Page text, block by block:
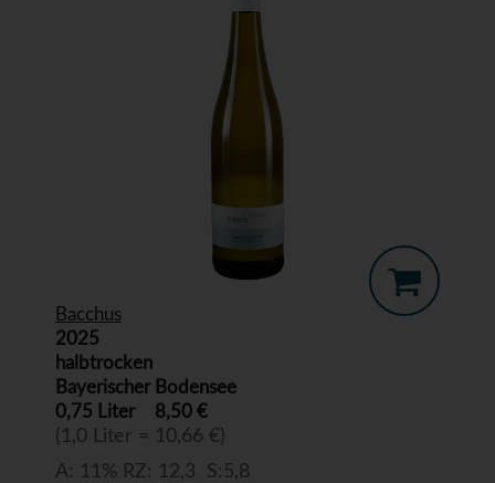
Bacchus
2025
halbtrocken
Bayerischer Bodensee
0,75 Liter
8,50 €
(1,0 Liter = 10,66 €)
A: 11% RZ: 12,3 S:5,8